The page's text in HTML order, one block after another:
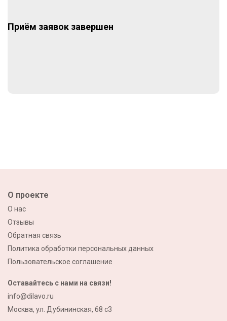
Приём заявок завершен
О проекте
О нас
Отзывы
Обратная связь
Политика обработки персональных данных
Пользовательское соглашение
Оставайтесь с нами на связи!
info@dilavo.ru
Москва, ул. Дубининская, 68 с3